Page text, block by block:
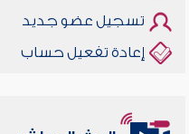
تسجيل عضو جديد
إعادة تفعيل حساب